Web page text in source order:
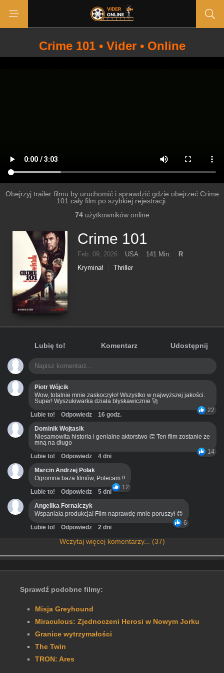
Crime 101 • Vider • Online
Obejrzyj trailer filmu by uruchomić i sprawdzić gdzie obejrzeć Crime
101 cały film po szybkiej rejestracji.
74użytkowników online
Crime 101
Feb. 09, 2026 USA 141 Min.
R
Kryminał
Thriller
Lubię to! Komentarz Udostępnij
Piotr Wójcik
Wow, totalnie mnie zaskoczyło! Wszystko w najwyższej jakości.
Super! Wyszukiwarka działa błyskawicznie 🚀
22
Lubie to! Odpowiedz
16 godz.
Dominik Wojtasik
Niesamowita historia i genialne aktorstwo 👏 Ten film zostanie ze
mną na długo
14
Lubie to! Odpowiedz
4 dni
Marcin Andrzej Polak
Ogromna baza filmów, Polecam !!
12
Lubie to! Odpowiedz
5 dni
Angelika Fornalczyk
Wspaniała produkcja! Film naprawdę mnie poruszył 😊
6
Lubie to! Odpowiedz 2 dni
Wczytaj więcej komentarzy... (37)
Sprawdź podobne filmy:
Misja Greyhound
Miraculous: Zjednoczeni Herosi w Nowym Jorku
Granice wytrzymałości
The Twin
TRON: Ares